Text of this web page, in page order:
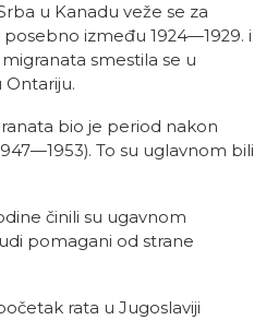
u Kanadu veže se za
između 1924—1929. i
smestila se u
bio je period nakon
To su uglavnom bili
činili su ugavnom
pomagani od strane
rata u Jugoslaviji